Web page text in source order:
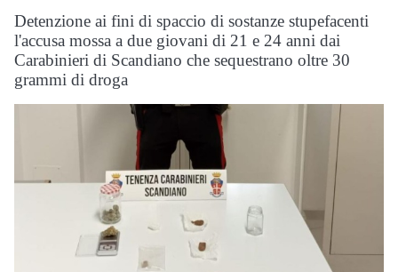
Detenzione ai fini di spaccio di sostanze stupefacenti
l'accusa mossa a due giovani di 21 e 24 anni dai
Carabinieri di Scandiano che sequestrano oltre 30
grammi di droga